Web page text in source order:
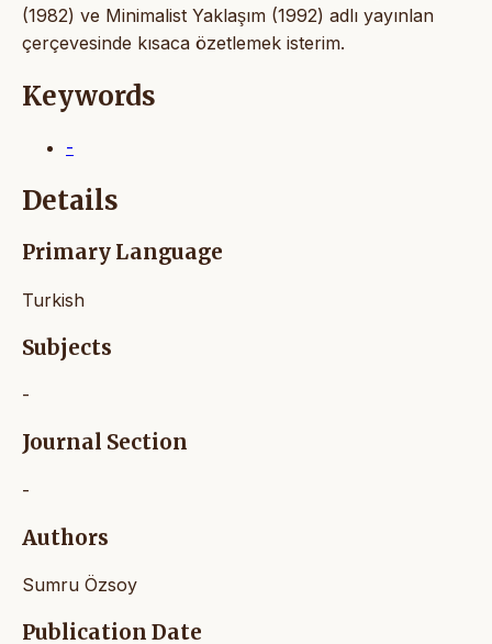
(1982) ve Minimalist Yaklaşım (1992) adlı yayınlan
çerçevesinde kısaca özetlemek isterim.
Keywords
-
Details
Primary Language
Turkish
Subjects
-
Journal Section
-
Authors
Sumru Özsoy
Publication Date